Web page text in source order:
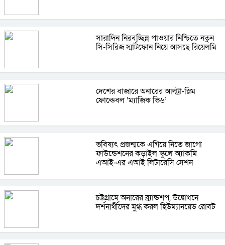
সারাদিন নিরবচ্ছিন্ন পাওয়ার নিশ্চিতে নতুন
সি-সিরিজ স্মার্টফোন নিয়ে আসছে রিয়েলমি
দেশের বাজারে অনারের আল্ট্রা-স্লিম
ফোল্ডেবল ‘ম্যাজিক ভি৬’
ভবিষ্যৎ প্রজন্মকে এগিয়ে নিতে জাগো
ফাউন্ডেশনের কড়াইল স্কুলে অ্যাকমি
এআই-এর এআই লিটারেসি সেশন
চট্টগ্রামে অনারের ব্র্যান্ডশপ, উদ্বোধনে
দর্শনার্থীদের মুগ্ধ করল হিউম্যানয়েড রোবট